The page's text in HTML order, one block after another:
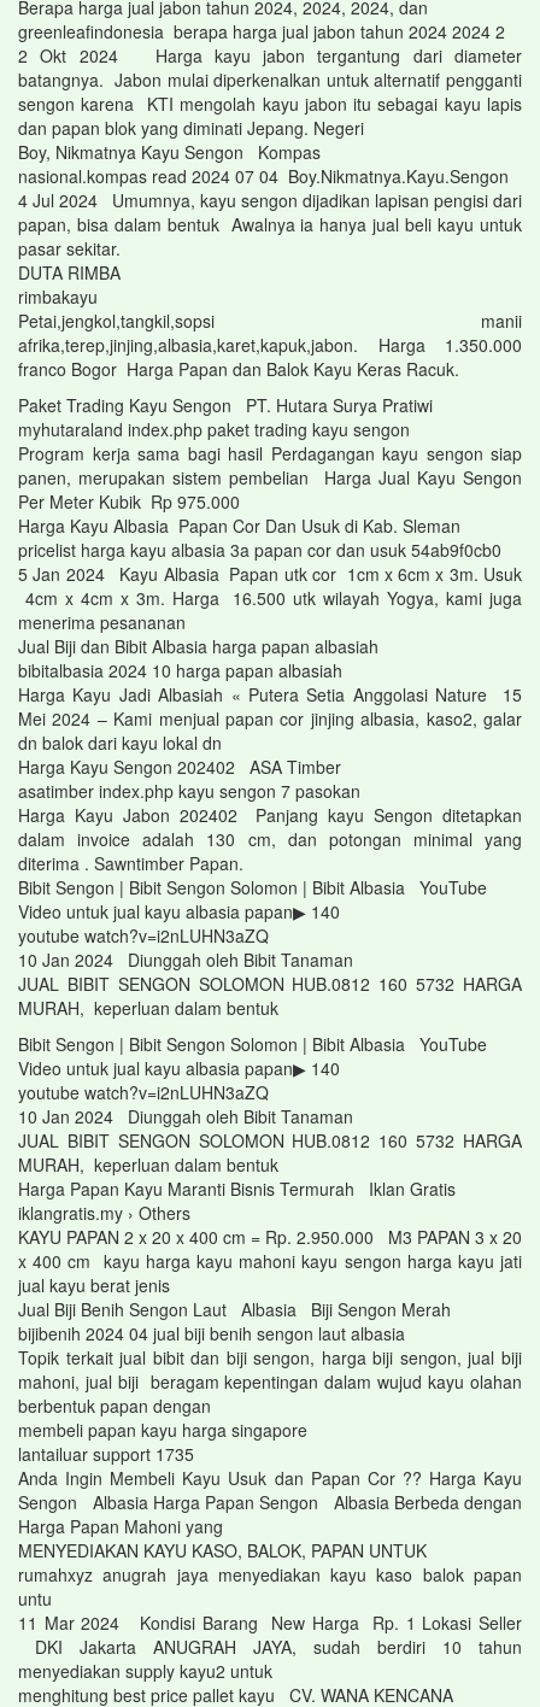
Berapa harga jual jabon tahun 2024, 2024, 2024, dan
greenleafindonesia berapa harga jual jabon tahun 2024 2024 2
2 Okt 2024 Harga kayu jabon tergantung dari diameter
batangnya. Jabon mulai diperkenalkan untuk alternatif pengganti
sengon karena KTI mengolah kayu jabon itu sebagai kayu lapis
dan papan blok yang diminati Jepang. Negeri
Boy, Nikmatnya Kayu Sengon Kompas
nasional.kompas read 2024 07 04 Boy.Nikmatnya.Kayu.Sengon
4 Jul 2024 Umumnya, kayu sengon dijadikan lapisan pengisi dari
papan, bisa dalam bentuk Awalnya ia hanya jual beli kayu untuk
pasar sekitar.
DUTA RIMBA
rimbakayu
Petai,jengkol,tangkil,sopsi manii
afrika,terep,jinjing,albasia,karet,kapuk,jabon. Harga 1.350.000
franco Bogor Harga Papan dan Balok Kayu Keras Racuk.
Paket Trading Kayu Sengon PT. Hutara Surya Pratiwi
myhutaraland index.php paket trading kayu sengon
Program kerja sama bagi hasil Perdagangan kayu sengon siap
panen, merupakan sistem pembelian Harga Jual Kayu Sengon
Per Meter Kubik Rp 975.000
Harga Kayu Albasia Papan Cor Dan Usuk di Kab. Sleman
pricelist harga kayu albasia 3a papan cor dan usuk 54ab9f0cb0
5 Jan 2024 Kayu Albasia Papan utk cor 1cm x 6cm x 3m. Usuk
4cm x 4cm x 3m. Harga 16.500 utk wilayah Yogya, kami juga
menerima pesananan
Jual Biji dan Bibit Albasia harga papan albasiah
bibitalbasia 2024 10 harga papan albasiah
Harga Kayu Jadi Albasiah « Putera Setia Anggolasi Nature 15
Mei 2024 – Kami menjual papan cor jinjing albasia, kaso2, galar
dn balok dari kayu lokal dn
Harga Kayu Sengon 202402 ASA Timber
asatimber index.php kayu sengon 7 pasokan
Harga Kayu Jabon 202402 Panjang kayu Sengon ditetapkan
dalam invoice adalah 130 cm, dan potongan minimal yang
diterima . Sawntimber Papan.
Bibit Sengon | Bibit Sengon Solomon | Bibit Albasia YouTube
Video untuk jual kayu albasia papan▶ 140
youtube watch?v=i2nLUHN3aZQ
10 Jan 2024 Diunggah oleh Bibit Tanaman
JUAL BIBIT SENGON SOLOMON HUB.0812 160 5732 HARGA
MURAH, keperluan dalam bentuk
Bibit Sengon | Bibit Sengon Solomon | Bibit Albasia YouTube
Video untuk jual kayu albasia papan▶ 140
youtube watch?v=i2nLUHN3aZQ
10 Jan 2024 Diunggah oleh Bibit Tanaman
JUAL BIBIT SENGON SOLOMON HUB.0812 160 5732 HARGA
MURAH, keperluan dalam bentuk
Harga Papan Kayu Maranti Bisnis Termurah Iklan Gratis
iklangratis.my › Others
KAYU PAPAN 2 x 20 x 400 cm = Rp. 2.950.000 M3 PAPAN 3 x 20
x 400 cm kayu harga kayu mahoni kayu sengon harga kayu jati
jual kayu berat jenis
Jual Biji Benih Sengon Laut Albasia Biji Sengon Merah
bijibenih 2024 04 jual biji benih sengon laut albasia
Topik terkait jual bibit dan biji sengon, harga biji sengon, jual biji
mahoni, jual biji beragam kepentingan dalam wujud kayu olahan
berbentuk papan dengan
membeli papan kayu harga singapore
lantailuar support 1735
Anda Ingin Membeli Kayu Usuk dan Papan Cor ?? Harga Kayu
Sengon Albasia Harga Papan Sengon Albasia Berbeda dengan
Harga Papan Mahoni yang
MENYEDIAKAN KAYU KASO, BALOK, PAPAN UNTUK
rumahxyz anugrah jaya menyediakan kayu kaso balok papan
untu
11 Mar 2024 Kondisi Barang New Harga Rp. 1 Lokasi Seller
DKI Jakarta ANUGRAH JAYA, sudah berdiri 10 tahun
menyediakan supply kayu2 untuk
menghitung best price pallet kayu CV. WANA KENCANA